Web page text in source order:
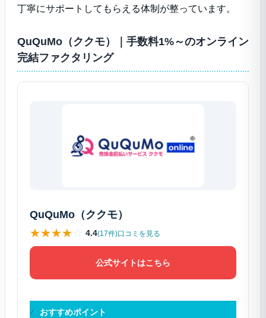
丁寧にサポートしてもらえる体制が整っています。
QuQuMo（ククモ）｜手数料1%～のオンライン
完結ファクタリング
QuQuMo（ククモ）
★★★★☆ 4.4(17件)口コミを見る
公式サイトはこちら
おすすめポイント